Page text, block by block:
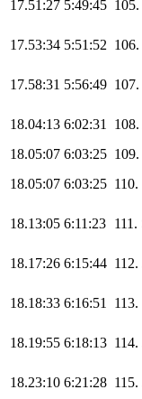
17.51:27 5:49:45 105.
17.53:34 5:51:52 106.
17.58:31 5:56:49 107.
18.04:13 6:02:31 108.
18.05:07 6:03:25 109.
18.05:07 6:03:25 110.
18.13:05 6:11:23 111.
18.17:26 6:15:44 112.
18.18:33 6:16:51 113.
18.19:55 6:18:13 114.
18.23:10 6:21:28 115.